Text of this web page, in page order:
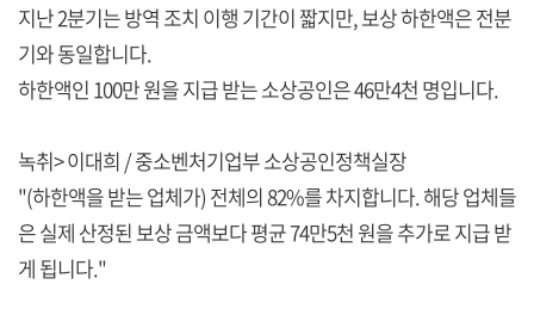
지난 2분기는 방역 조치 이행 기간이 짧지만, 보상 하한액은 전분
기와 동일합니다.
하한액인 100만 원을 지급 받는 소상공인은 46만4천 명입니다.
녹취> 이대희 / 중소벤처기업부 소상공인정책실장
"(하한액을 받는 업체가) 전체의 82%를 차지합니다. 해당 업체들
은 실제 산정된 보상 금액보다 평균 74만5천 원을 추가로 지급 받
게 됩니다."